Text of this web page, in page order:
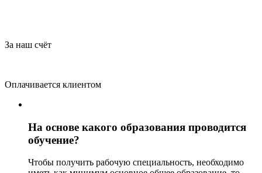
За наш счёт
Оплачивается клиентом
На основе какого образования проводится
обучение?
Чтобы получить рабочую специальность, необходимо